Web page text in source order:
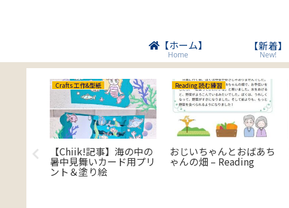
【ホーム】
Home
【新着】
New!
Crafts 工作&型紙
【Chiik!記事】海の中の
暑中見舞いカード用プリ
ント＆塗り絵
Reading 読む練習
おじいちゃんとおばあち
ゃんの畑 – Reading